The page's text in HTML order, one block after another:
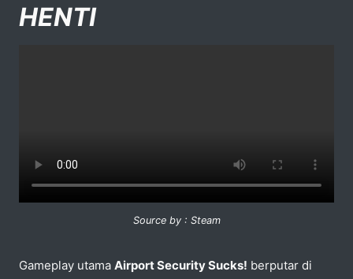
HENTI
Source by : Steam
Gameplay utama Airport Security Sucks! berputar di